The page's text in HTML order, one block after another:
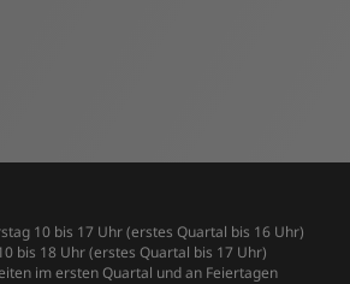
10 bis 17 Uhr (erstes Quartal bis 16 Uhr)
bis 18 Uhr (erstes Quartal bis 17 Uhr)
im ersten Quartal und an Feiertagen